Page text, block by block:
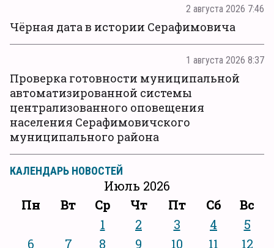
2 августа 2026 7:46
Чёрная дата в истории Серафимовича
1 августа 2026 8:37
Проверка готовности муниципальной
автоматизированной системы
централизованного оповещения
населения Серафимовичского
муниципального района
КАЛЕНДАРЬ НОВОСТЕЙ
Июль 2026
Пн
Вт Ср Чт Пт Сб Вс
1 2 3 4
5
6
7 8 9 10 11
12